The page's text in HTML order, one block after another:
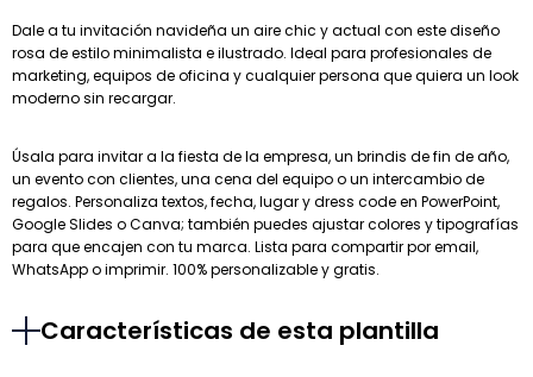
Dale a tu invitación navideña un aire chic y actual con este diseño
rosa de estilo minimalista e ilustrado. Ideal para profesionales de
marketing, equipos de oficina y cualquier persona que quiera un look
moderno sin recargar.
Úsala para invitar a la fiesta de la empresa, un brindis de fin de año,
un evento con clientes, una cena del equipo o un intercambio de
regalos. Personaliza textos, fecha, lugar y dress code en PowerPoint,
Google Slides o Canva; también puedes ajustar colores y tipografías
para que encajen con tu marca. Lista para compartir por email,
WhatsApp o imprimir. 100% personalizable y gratis.
Características de esta plantilla